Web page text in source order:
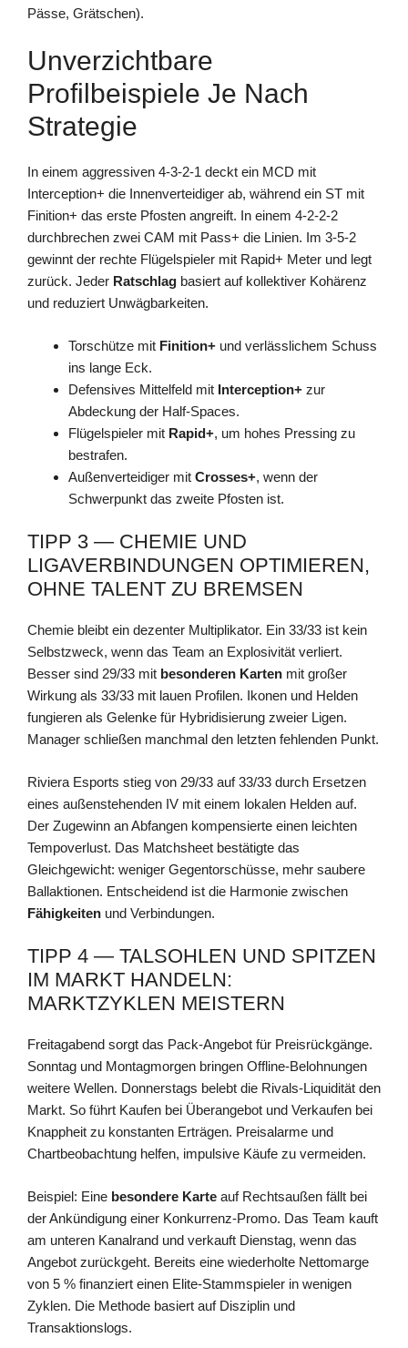
Pässe, Grätschen).
Unverzichtbare
Profilbeispiele Je Nach
Strategie
In einem aggressiven 4-3-2-1 deckt ein MCD mit
Interception+ die Innenverteidiger ab, während ein ST mit
Finition+ das erste Pfosten angreift. In einem 4-2-2-2
durchbrechen zwei CAM mit Pass+ die Linien. Im 3-5-2
gewinnt der rechte Flügelspieler mit Rapid+ Meter und legt
zurück. Jeder Ratschlag basiert auf kollektiver Kohärenz
und reduziert Unwägbarkeiten.
Torschütze mit Finition+ und verlässlichem Schuss
ins lange Eck.
Defensives Mittelfeld mit Interception+ zur
Abdeckung der Half-Spaces.
Flügelspieler mit Rapid+, um hohes Pressing zu
bestrafen.
Außenverteidiger mit Crosses+, wenn der
Schwerpunkt das zweite Pfosten ist.
TIPP 3 — CHEMIE UND
LIGAVERBINDUNGEN OPTIMIEREN,
OHNE TALENT ZU BREMSEN
Chemie bleibt ein dezenter Multiplikator. Ein 33/33 ist kein
Selbstzweck, wenn das Team an Explosivität verliert.
Besser sind 29/33 mit besonderen Karten mit großer
Wirkung als 33/33 mit lauen Profilen. Ikonen und Helden
fungieren als Gelenke für Hybridisierung zweier Ligen.
Manager schließen manchmal den letzten fehlenden Punkt.
Riviera Esports stieg von 29/33 auf 33/33 durch Ersetzen
eines außenstehenden IV mit einem lokalen Helden auf.
Der Zugewinn an Abfangen kompensierte einen leichten
Tempoverlust. Das Matchsheet bestätigte das
Gleichgewicht: weniger Gegentorschüsse, mehr saubere
Ballaktionen. Entscheidend ist die Harmonie zwischen
Fähigkeiten und Verbindungen.
TIPP 4 — TALSOHLEN UND SPITZEN
IM MARKT HANDELN:
MARKTZYKLEN MEISTERN
Freitagabend sorgt das Pack-Angebot für Preisrückgänge.
Sonntag und Montagmorgen bringen Offline-Belohnungen
weitere Wellen. Donnerstags belebt die Rivals-Liquidität den
Markt. So führt Kaufen bei Überangebot und Verkaufen bei
Knappheit zu konstanten Erträgen. Preisalarme und
Chartbeobachtung helfen, impulsive Käufe zu vermeiden.
Beispiel: Eine besondere Karte auf Rechtsaußen fällt bei
der Ankündigung einer Konkurrenz-Promo. Das Team kauft
am unteren Kanalrand und verkauft Dienstag, wenn das
Angebot zurückgeht. Bereits eine wiederholte Nettomarge
von 5 % finanziert einen Elite-Stammspieler in wenigen
Zyklen. Die Methode basiert auf Disziplin und
Transaktionslogs.